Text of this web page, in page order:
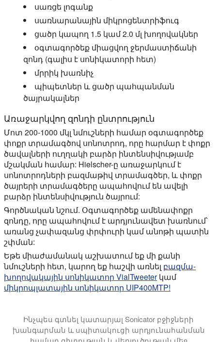
սառցե լոգանք
սառնարանային միկրոցենտրիֆուգ
ցածր կապող 1.5 կամ 2.0 մլ խողովակներ
օգտագործեք միացվող ջերմաստիճանի
զոնդ (գալիս է սոնիկատորի հետ)
մրրիկ խառնիչ
պիպետներ և ցածր պահպանման
ծայրակալներ
Առաջարկվող զոնդի ընտրություն
Մոտ 200-1000 մկլ նմուշների համար օգտագործեք
փոքր տրամագծով սոնոտրոդ, որը հարմար է փոքր
ծավալների ուղղակի բարձր ինտենսիվությամբ
մշակման համար: Hielscher-ը առաջարկում է
սոնոտրոդների բազմաթիվ տրամագծեր, և փոքր
ծայրերի տրամագծերը ապահովում են ավելի
բարձր ինտենսիվություն ծայրում:
Գործնական նշում. Օգտագործեք ամենափոքր
զոնդը, որը ապահովում է արդյունավետ խառնում՝
առանց չափազանց փրփուրի կամ անոթի պատին
շփման:
Եթե միաժամանակ աշխատում եք մի քանի
նմուշների հետ, կարող եք հաշվի առնել բազմա-
խողովակային սոնիկատոր VialTweeterկամ
միկրոպլատային սոնիկատոր UIP400MTP!
Ինչպես գտնել կատարյալ Sonicator բջիջների
խանգարման և սպիտակուցի արդյունահանման